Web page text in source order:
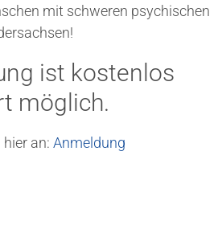
mit schweren psychischen
ist kostenlos
möglich.
an: Anmeldung